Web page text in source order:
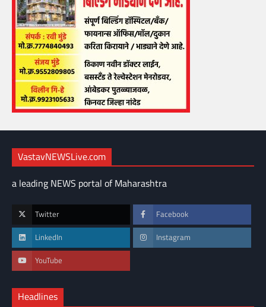
VastavNEWSLive.com
a leading NEWS portal of Maharashtra
Twitter Facebook
LinkedIn Instagram
YouTube
Headlines